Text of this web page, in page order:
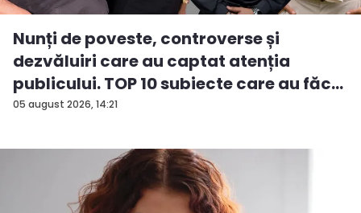
05 august 2026, 14:21
Nunți de poveste, controverse și
dezvăluiri care au captat atenția
publicului. TOP 10 subiecte care au făc...